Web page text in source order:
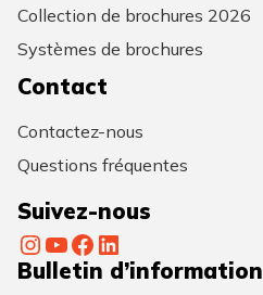
Collection de brochures 2026
Systèmes de brochures
Contact
Contactez-nous
Questions fréquentes
Suivez-nous
InstagramYouTube Facebook LinkedIn
Bulletin d’information